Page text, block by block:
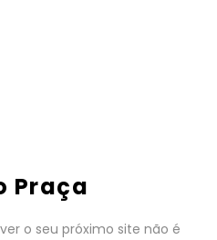
Praça
o seu próximo site não é